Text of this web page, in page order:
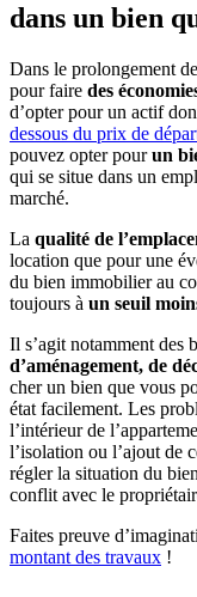
dans un bien
Dans le prolongement
pour faire des
d’opter pour un actif
dessous du prix de
pouvez opter pourun
qui se situe dans un
marché.
La qualité de
location que pour une
du bien immobilier au
toujours à un seuil
Il s’agit notamment des
d’aménagement, de
cher un bien que vous
état facilement. Les
l’intérieur de
l’isolation ou l’ajout de
régler la situation du
conflit avec le
Faites preuve
montant des travaux !